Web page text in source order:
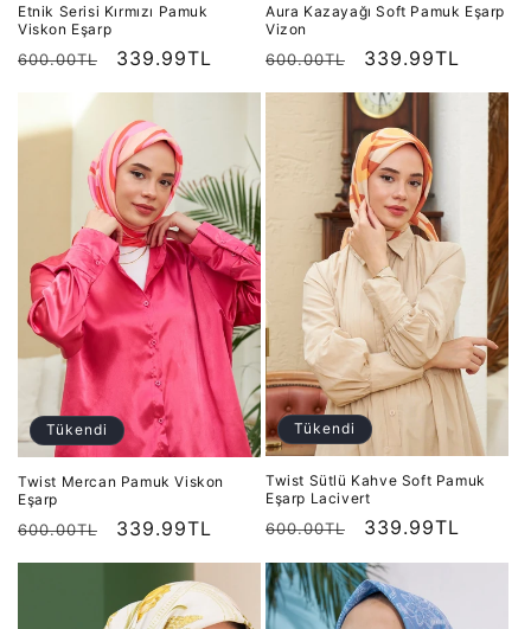
Etnik Serisi Kırmızı Pamuk
Viskon Eşarp
Normal
600.00TL
İndirimli
fiyat
339.99TL
Aura Kazayağı Soft Pamuk Eşarp
Vizon
Normal
fiyat
600.00TL
İndirimli
fiyat
339.99TL
Tükendi
Twist Mercan Pamuk Viskon
Eşarp
Normal
600.00TL
İndirimli
339.99TL
Tükendi
Twist Sütlü Kahve Soft Pamuk
Eşarp Lacivert
Normal
600.00TL
İndirimli
339.99TL